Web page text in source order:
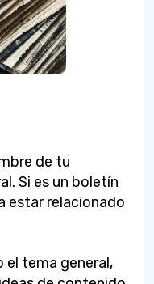
de tu
Si es un boletín
estar relacionado
el tema general,